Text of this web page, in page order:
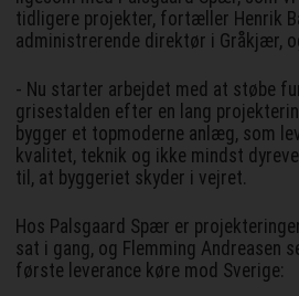
tidligere projekter, fortæller Henrik
administrerende direktør i Gråkjær,
- Nu starter arbejdet med at støbe
grisestalden efter en lang
bygger et topmoderne anlæg, som
kvalitet, teknik og ikke mindst
til, at byggeriet skyder i vejret.
Hos Palsgaard Spær er
sat i gang, og Flemming Andreasen
første leverance køre mod Sverige: